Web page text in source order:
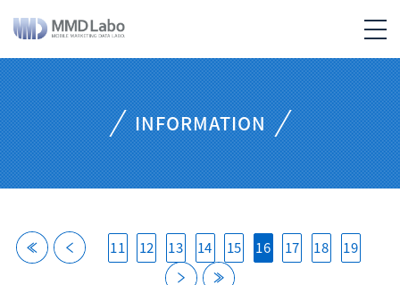
INFORMATION
back back11 12 13 14 15 16 17 18
19
next last